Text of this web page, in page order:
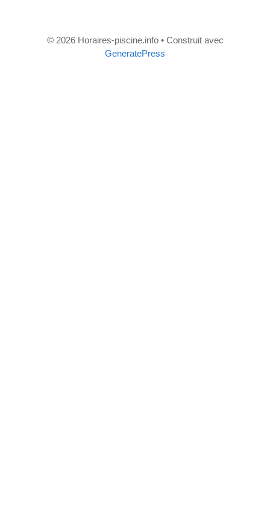
© 2026 Horaires-piscine.info• Construit avec
GeneratePress